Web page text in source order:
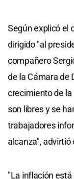
Según explicó el
dirigido "al
compañero
de la Cámara de
crecimiento de
son libres y se
trabajadores
alcanza", advirtió
"La inflación